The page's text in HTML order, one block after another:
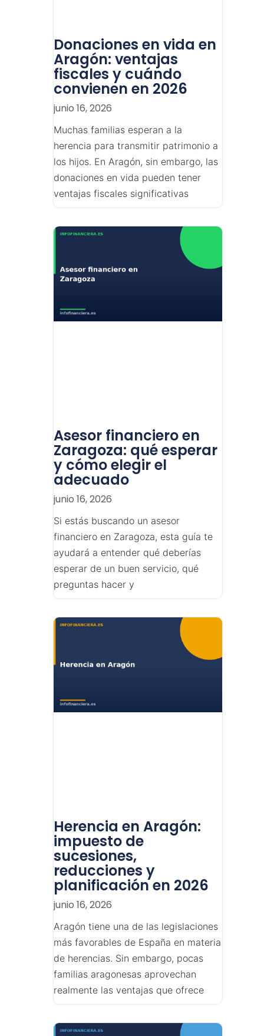
Donaciones en vida en
Aragón: ventajas
fiscales y cuándo
convienen en 2026
junio 16, 2026
Muchas familias esperan a la
herencia para transmitir patrimonio a
los hijos. En Aragón, sin embargo, las
donaciones en vida pueden tener
ventajas fiscales significativas
Asesor financiero en
Zaragoza: qué esperar
y cómo elegir el
adecuado
junio 16, 2026
Si estás buscando un asesor
financiero en Zaragoza, esta guía te
ayudará a entender qué deberías
esperar de un buen servicio, qué
preguntas hacer y
Herencia en Aragón:
impuesto de
sucesiones,
reducciones y
planificación en 2026
junio 16, 2026
Aragón tiene una de las legislaciones
más favorables de España en materia
de herencias. Sin embargo, pocas
familias aragonesas aprovechan
realmente las ventajas que ofrece